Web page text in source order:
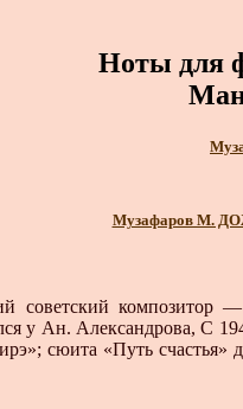
Ноты для
Музафаров М.
советский композитор —
у Ан. Александрова, С
сюита «Путь